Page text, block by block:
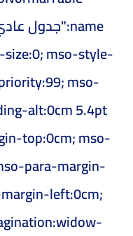
mso-style-
mso-
alt:0cm 5.4pt
top:0cm; mso-
para-margin-
left:0cm;